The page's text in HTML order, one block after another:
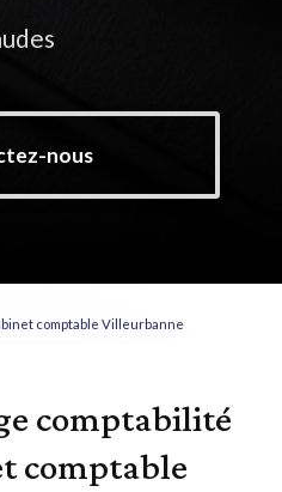
nous
comptable Villeurbanne
comptabilité
comptable